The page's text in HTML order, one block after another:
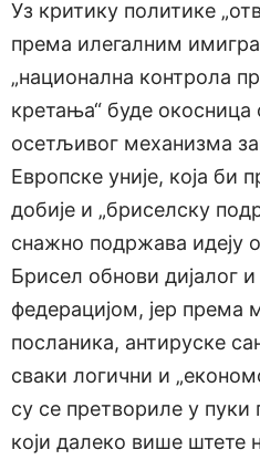
Уз критику политике
према илегалним
„национална контрола
кретања“ буде
осетљивог механизма
Европске уније, која
добије и „бриселску
снажно подржава идеју
Брисел обнови дијалог
федерацијом, јер
посланика, антируске
сваки логични и
су се претвориле у
који далеко више штете